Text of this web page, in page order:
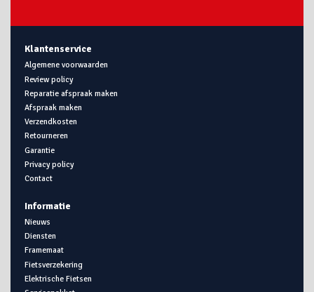
Klantenservice
Algemene voorwaarden
Review policy
Reparatie afspraak maken
Afspraak maken
Verzendkosten
Retourneren
Garantie
Privacy policy
Contact
Informatie
Nieuws
Diensten
Framemaat
Fietsverzekering
Elektrische Fietsen